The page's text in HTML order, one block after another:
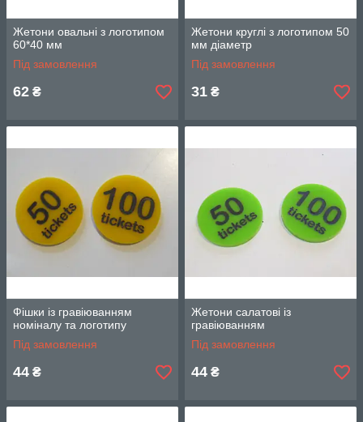
Жетони овальні з логотипом
60*40 мм
Під замовлення
62 ₴
Жетони круглі з логотипом 50
мм діаметр
Під замовлення
31 ₴
Фішки із гравіюванням
номіналу та логотипу
Під замовлення
44 ₴
Жетони салатові із
гравіюванням
Під замовлення
44 ₴